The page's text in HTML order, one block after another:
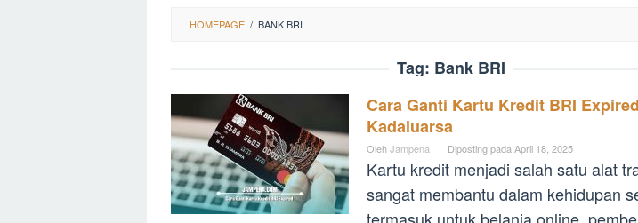
HOMEPAGE / BANK BRI
Tag: Bank BRI
Cara Ganti Kartu Kredit BRI
Kadaluarsa
OlehJampena Diposting pada April 18, 2025
Kartu kredit menjadi salah satu alat
sangat membantu dalam kehidupan